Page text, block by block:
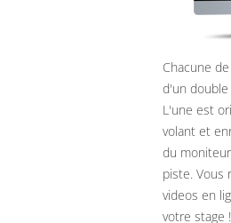
Chacune
d'un
L'une est
volant et
du
piste. Vous
videos en
votre stage !